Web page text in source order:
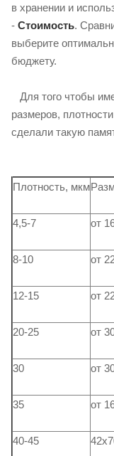
в хранении и
- Стоимость.
выберите
бюджету.
Для того чтобы
размеров,
сделали такую
Плотность, мкм
4,5-7 от
8-10 от
12-15 от
20-25 от
30 от
35 от
40-45